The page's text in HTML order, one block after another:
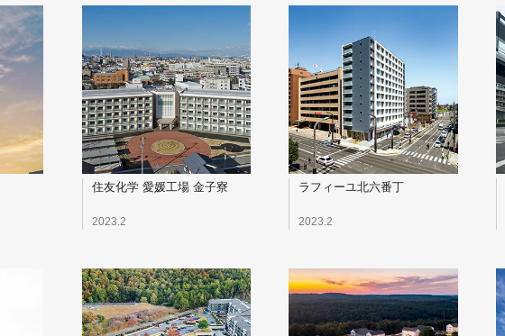
住友化学 愛媛工場 金子寮
2023.2
ラフィーユ北六番丁
2023.2